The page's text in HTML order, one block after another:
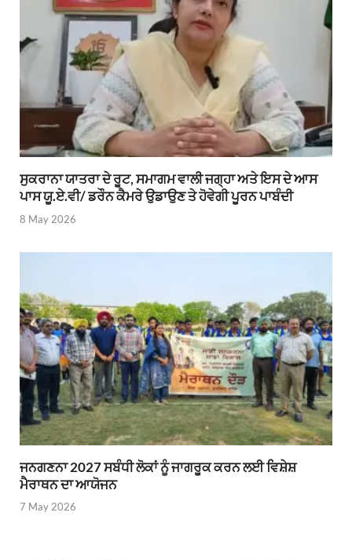
ਸੁਕਰਾਨਾ ਯਾਤਰਾ ਦੇ ਰੂਟ, ਸਮਾਗਮ ਵਾਲੀ ਜਗ੍ਹਾ ਅਤੇ ਇਸ ਦੇ ਆਸ
ਪਾਸ ਯੂ.ਏ.ਵੀ/ ਡਰੌਨ ਕੈਮਰੇ ਉਡਾਉਣ ਤੇ ਹੋਵੇਗੀ ਪੂਰਨ ਪਾਬੰਦੀ
8 May 2026
ਜਨਗਣਨਾ 2027 ਸਬੰਧੀ ਲੋਕਾਂ ਨੂੰ ਜਾਗਰੂਕ ਕਰਨ ਲਈ ਵਿਸ਼ੇਸ਼
ਮੈਰਾਥਨ ਦਾ ਆਯੋਜਨ
7 May 2026